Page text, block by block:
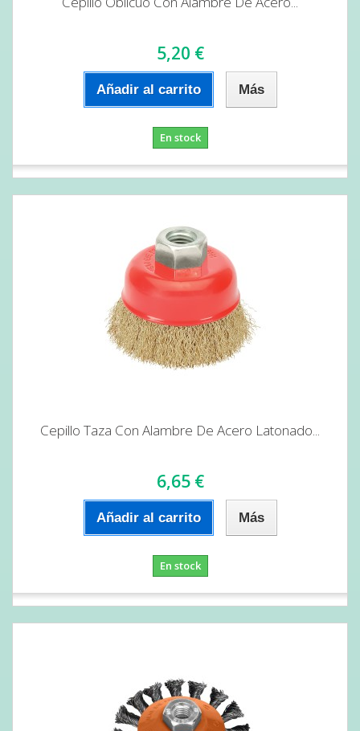
5,20 €
Añadir al carrito Más
En stock
Cepillo Taza Con Alambre De Acero Latonado...
6,65 €
Añadir al carrito Más
En stock